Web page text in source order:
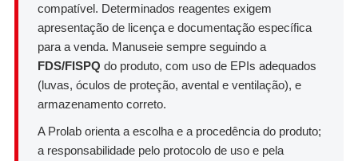
compatível. Determinados reagentes exigem
apresentação de licença e documentação específica
para a venda. Manuseie sempre seguindo a
FDS/FISPQ do produto, com uso de EPIs adequados
(luvas, óculos de proteção, avental e ventilação), e
armazenamento correto.
A Prolab orienta a escolha e a procedência do produto;
a responsabilidade pelo protocolo de uso e pela